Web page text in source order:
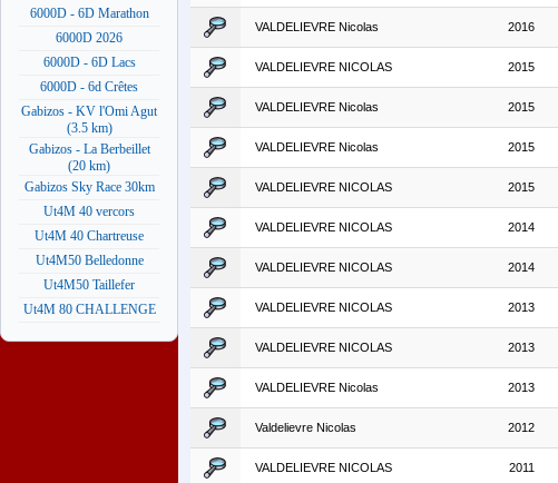
6000D - 6D Marathon
6000D 2026
6000D - 6D Lacs
6000D - 6d Crêtes
Gabizos - KV l'Omi Agut
(3.5 km)
Gabizos - La Berbeillet
(20 km)
Gabizos Sky Race 30km
Ut4M 40 vercors
Ut4M 40 Chartreuse
Ut4M50 Belledonne
Ut4M50 Taillefer
Ut4M 80 CHALLENGE
VALDELIEVRE Nicolas 2016
VALDELIEVRE NICOLAS 2015
VALDELIEVRE Nicolas 2015
VALDELIEVRE Nicolas 2015
VALDELIEVRE NICOLAS 2015
VALDELIEVRE NICOLAS 2014
VALDELIEVRE NICOLAS 2014
VALDELIEVRE NICOLAS 2013
VALDELIEVRE NICOLAS 2013
VALDELIEVRE Nicolas 2013
Valdelievre Nicolas 2012
VALDELIEVRE NICOLAS 2011